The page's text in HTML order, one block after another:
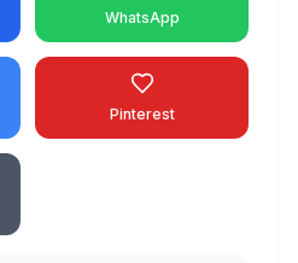
WhatsApp
Pinterest